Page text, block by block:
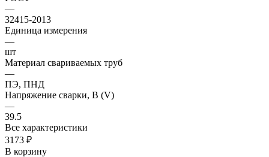
—
32415-2013
Единица измерения
—
шт
Материал свариваемых труб
—
ПЭ, ПНД
Напряжение сварки, В (V)
—
39.5
Все характеристики
3173 ₽
В корзину